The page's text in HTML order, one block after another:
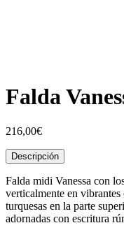
Falda
216,00€
Descripción
Falda midi Vanessa con
verticalmente en
turquesas en la parte
adornadas con escritura